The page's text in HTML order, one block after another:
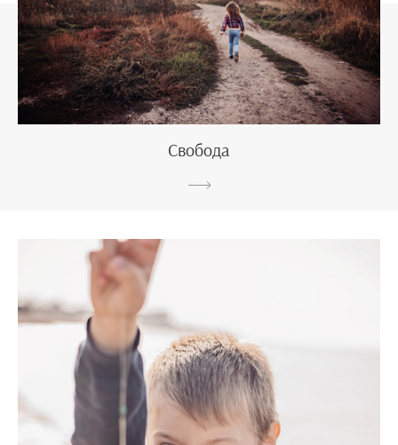
Свобода